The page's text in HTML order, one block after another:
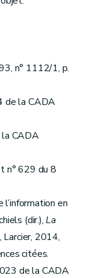
n° 1112/1, p.
de la CADA
CADA
n° 629 du 8
l’information en
(dir.),La
Larcier, 2014,
citées.
de la CADA